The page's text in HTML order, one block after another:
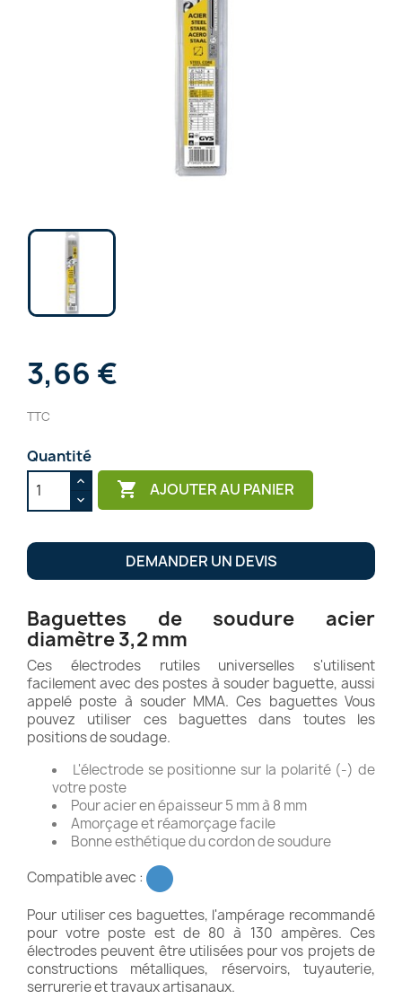
3,66 €
TTC
Quantité
 AJOUTER AU PANIER
DEMANDER UN DEVIS
Baguettes de soudure acier
diamètre 3,2 mm
Ces électrodes rutiles universelles s'utilisent
facilement avec des postes à souder baguette, aussi
appelé poste à souder MMA. Ces baguettes Vous
pouvez utiliser ces baguettes dans toutes les
positions de soudage.
L'électrode se positionne sur la polarité (-) de
votre poste
Pour acier en épaisseur 5 mm à 8 mm
Amorçage et réamorçage facile
Bonne esthétique du cordon de soudure
Compatible avec :
Pour utiliser ces baguettes, l'ampérage recommandé
pour votre poste est de 80 à 130 ampères. Ces
électrodes peuvent être utilisées pour vos projets de
constructions métalliques, réservoirs, tuyauterie,
serrurerie et travaux artisanaux.